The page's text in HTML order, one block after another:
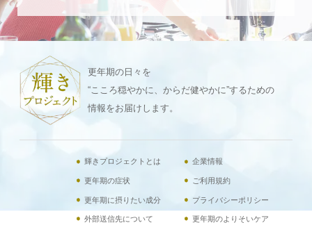
更年期の日々を
“こころ穏やかに、からだ健やかに”するための
情報をお届けします。
輝きプロジェクトとは 企業情報
更年期の症状 ご利用規約
更年期に摂りたい成分 プライバシーポリシー
外部送信先について 更年期のよりそいケア